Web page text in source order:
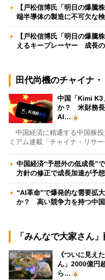
【戸松信博氏「明日の爆騰
端半導体の製造に不可欠な
【戸松信博氏「明日の爆騰
えるキープレーヤー 成長
田代尚機のチャイナ
中国「Kimi K3
か？ 米財務長
AI…
中国経済に精通する中国株
ミアム連載「チャイナ・リサ
中国経済“予想外の低成長”
方針の修正で成長加速が予
“AI革命”で爆発的な需要拡
か？ 高い競争力を持つ中
「みんなで大家さん
《ついに見え
ん」2000億円
ら…